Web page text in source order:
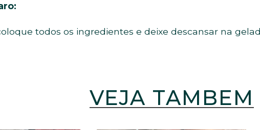
todos os ingredientes e deixe descansar na
VEJA TAMBÉM